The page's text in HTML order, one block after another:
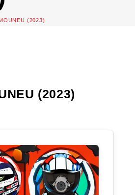
(2023)
(2023)